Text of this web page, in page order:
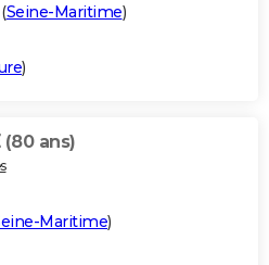
Seine-Maritime)
)
(80 ans)
Maritime)